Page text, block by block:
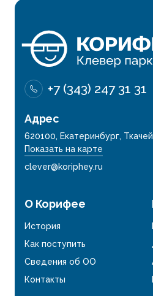
+7 (343) 247 31 31
Адрес
620100, Екатеринбург,
Показать на карте
clever@koriphey.ru
О Корифее
История
Как поступить
Сведения об ОО
Контакты